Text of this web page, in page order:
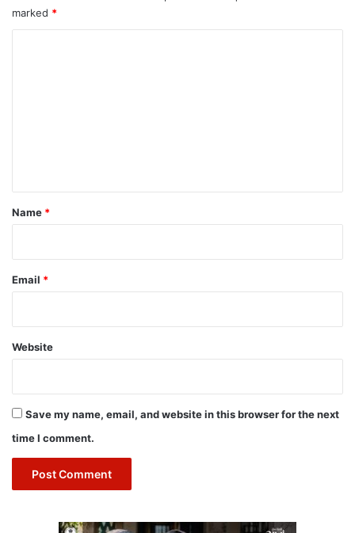
marked *
*
Name *
Email *
Website
Save my name, email, and website in this browser for the next
time I comment.